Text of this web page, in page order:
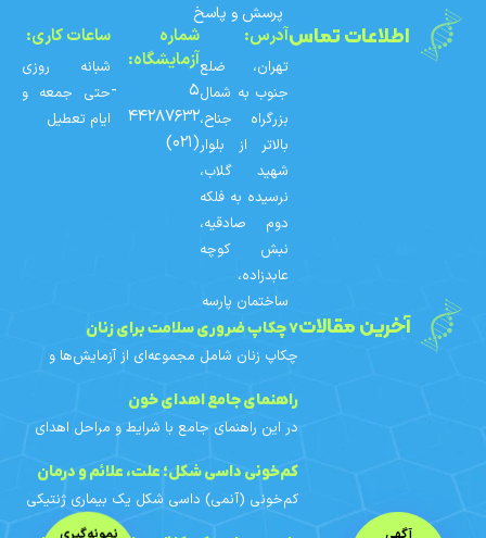
پرسش و پاسخ
اطلاعات تماسآدرس:
تهران، ضلع
جنوب به شمال
بزرگراه جناح،
بالاتر از بلوار
شهید گلاب،
نرسیده به فلکه
دوم صادقیه،
نبش کوچه
عابدزاده،
ساختمان پارسه
شماره‌
آزمایشگاه:
۵ -
۴۴۲۸۷۶۳۲
(۰۲۱)
ساعات کاری:
شبانه روزی
حتی جمعه و
ایام تعطیل
آخرین مقالات۷ چکاپ ضروری سلامت برای زنان
چکاپ زنان شامل مجموعه‌ای از آزمایش‌ها و
سابقه خانوادگی و عوامل خطر هر فرد
برنامه‌ریزی می‌شوند. در
راهنمای جامع اهدای خون
در این راهنمای جامع با شرایط و مراحل اهدای
خون بانوان، آزمایش‌های خون اهدایی، فواید و
مراقبت‌های قبل و
کم‌خونی داسی‌ شکل؛ علت، علائم و درمان
کم‌خونی (آنمی) داسی‌ شکل یک بیماری ژنتیکی
ارثی است. در این مقاله با علائم، علت ژنتیکی،
نمونه‌گیری آگهی